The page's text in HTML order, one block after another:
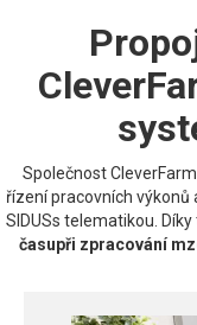
Společnost
řízení pracovních
SIDUSs telematikou.
časupři zpracování